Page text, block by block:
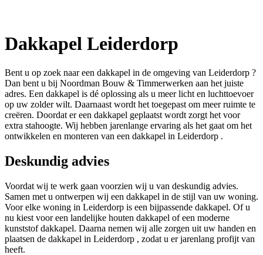
Dakkapel Leiderdorp
Bent u op zoek naar een dakkapel in de omgeving van Leiderdorp ?
Dan bent u bij Noordman Bouw & Timmerwerken aan het juiste
adres. Een dakkapel is dé oplossing als u meer licht en luchttoevoer
op uw zolder wilt. Daarnaast wordt het toegepast om meer ruimte te
creëren. Doordat er een dakkapel geplaatst wordt zorgt het voor
extra stahoogte. Wij hebben jarenlange ervaring als het gaat om het
ontwikkelen en monteren van een dakkapel in Leiderdorp .
Deskundig advies
Voordat wij te werk gaan voorzien wij u van deskundig advies.
Samen met u ontwerpen wij een dakkapel in de stijl van uw woning.
Voor elke woning in Leiderdorp is een bijpassende dakkapel. Of u
nu kiest voor een landelijke houten dakkapel of een moderne
kunststof dakkapel. Daarna nemen wij alle zorgen uit uw handen en
plaatsen de dakkapel in Leiderdorp , zodat u er jarenlang profijt van
heeft.